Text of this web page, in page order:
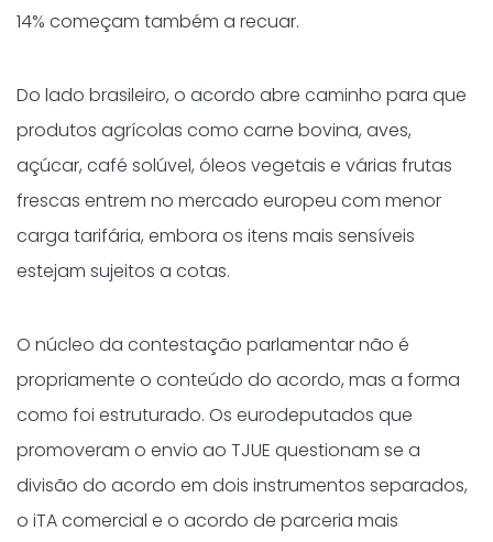
14% começam também a recuar.
Do lado brasileiro, o acordo abre caminho para que
produtos agrícolas como carne bovina, aves,
açúcar, café solúvel, óleos vegetais e várias frutas
frescas entrem no mercado europeu com menor
carga tarifária, embora os itens mais sensíveis
estejam sujeitos a cotas.
O núcleo da contestação parlamentar não é
propriamente o conteúdo do acordo, mas a forma
como foi estruturado. Os eurodeputados que
promoveram o envio ao TJUE questionam se a
divisão do acordo em dois instrumentos separados,
o iTA comercial e o acordo de parceria mais